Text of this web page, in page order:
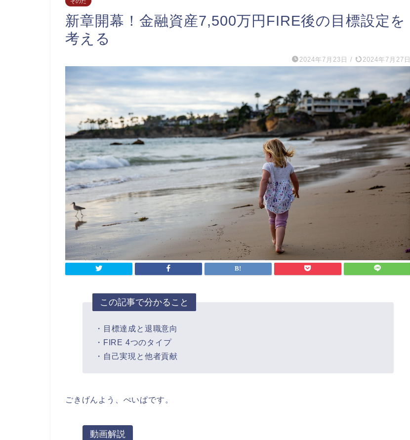
新章開幕！金融資産7,500万円FIRE後の目標設定を
考える
2024年7月23日 / 2024年7月27日
この記事で分かること
・目標達成と退職意向
・FIRE 4つのタイプ
・自己実現と他者貢献
ごきげんよう、ぺいぱです。
動画解説